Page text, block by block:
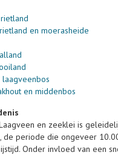
en moerasheide
en middenbos
en zeeklei is
de periode die ongeveer
Onder invloed van een